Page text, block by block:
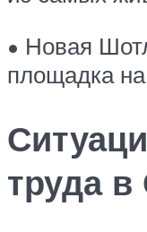
• Новая
площадка на
труда